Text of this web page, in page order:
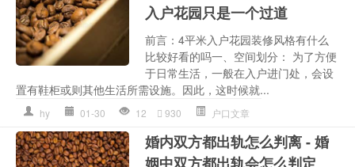
入户花园只是一个过道
前言：4平米入户花园装修风格有什么
比较好看的吗一、空间划分： 为了方便
于日常生活，一般在入户进门处，会设
置有鞋柜或则其他生活所需设施。因此，这时候就...
hy 01-30 12 930 户口文章
婚内双方都出轨怎么判离 - 婚